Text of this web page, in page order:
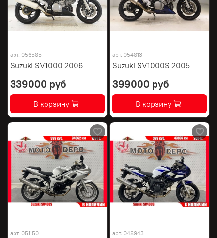
арт. 056585
Suzuki SV1000 2006
339000 руб
В корзину
арт. 054813
Suzuki SV1000S 2005
399000 руб
В корзину
арт. 051150 арт. 048943